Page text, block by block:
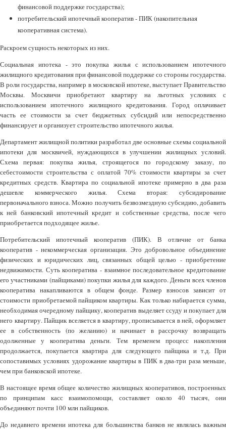
финансовой поддержке государства);
потребительский ипотечный кооператив - ПИК (накопительная
кооперативная система).
Раскроем сущность некоторых из них.
Социальная ипотека - это покупка жилья с использованием ипотечного
жилищного кредитования при финансовой поддержке со стороны государства.
В роли государства, например в московской ипотеке, выступает Правительство
Москвы. Москвичи приобретают квартиру на льготных условиях с
использованием ипотечного жилищного кредитования. Город оплачивает
часть ее стоимости за счет бюджетных субсидий или непосредственно
финансирует и организует строительство ипотечного жилья.
Департамент жилищной политики разработал две основные схемы социальной
ипотеки для москвичей, нуждающихся в улучшении жилищных условий.
Схема первая: покупка жилья, строящегося по городскому заказу, по
себестоимости строительства с оплатой 70% стоимости квартиры за счет
кредитных средств. Квартира по социальной ипотеке примерно в два раза
дешевле коммерческого жилья. Схема вторая: субсидирование
первоначального взноса. Можно получить безвозмездную субсидию, добавить
к ней банковский ипотечный кредит и собственные средства, после чего
приобретается подходящее жилье.
Потребительский ипотечный кооператив (ПИК). В отличие от банка
кооператив - некоммерческая организация. Это добровольное объединение
физических и юридических лиц, связанных общей целью - приобретение
недвижимости. Суть кооператива - взаимное последовательное кредитование
его участниками (пайщиками) покупки жилья для каждого. Деньги всех членов
кооператива накапливаются в общем фонде. Размер взносов зависит от
стоимости приобретаемой пайщиком квартиры. Как только набирается сумма,
необходимая очередному пайщику, кооператив выделяет ссуду и покупает для
него квартиру. Пайщик вселяется в квартиру, прописывается в ней, оформляет
ее в собственность (по желанию) и начинает в рассрочку возвращать
одолженные у кооператива деньги. Тем временем процесс накопления
продолжается, покупается квартира для следующего пайщика и т.д. При
сопоставимых условиях удорожание квартиры в ПИК в два-три раза меньше,
чем при банковской ипотеке.
В настоящее время общее количество жилищных кооперативов, построенных
по принципам касс взаимопомощи, составляет около 40 тысяч, они
объединяют почти 100 млн пайщиков.
До недавнего времени ипотека для большинства банков не являлась важным